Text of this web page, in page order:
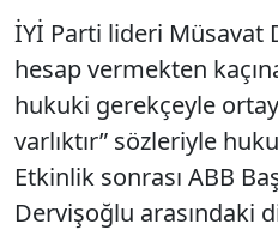
İYİ Parti lideri Müsavat
hesap vermekten
hukuki gerekçeyle
varlıktır” sözleriyle
Etkinlik sonrası ABB
Dervişoğlu arasındaki